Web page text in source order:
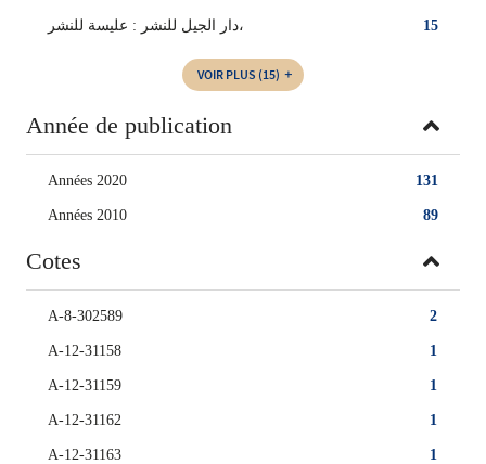
15 دار الجيل للنشر‏ : ‏عليسة للنشر،
VOIR PLUS (15)
Année de publication
131
Années 2020
89
Années 2010
Cotes
2
A-8-302589
1
A-12-31158
1
A-12-31159
1
A-12-31162
1
A-12-31163